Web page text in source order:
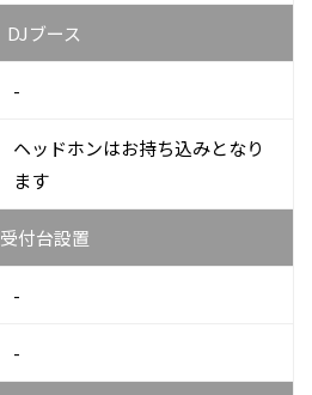
DJブース
-
ヘッドホンはお持ち込みとなり
ます
受付台設置
-
-